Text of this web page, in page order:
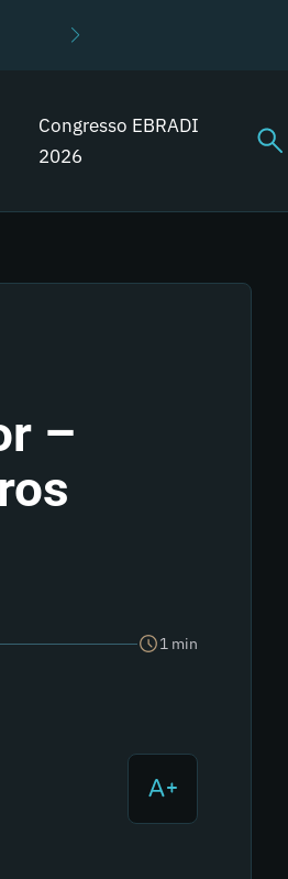
Congresso EBRADI
2026
–
1 min